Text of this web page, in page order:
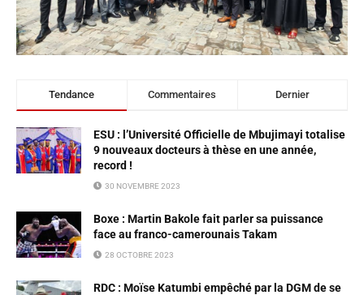
Tendance Commentaires Dernier
ESU : l’Université Officielle de Mbujimayi totalise
9 nouveaux docteurs à thèse en une année,
record !
30 NOVEMBRE 2023
Boxe : Martin Bakole fait parler sa puissance
face au franco-camerounais Takam
28 OCTOBRE 2023
RDC : Moïse Katumbi empêché par la DGM de se